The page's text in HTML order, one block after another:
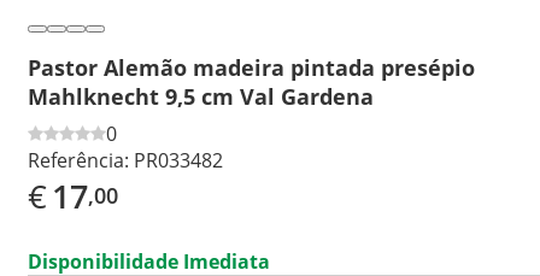
Pastor Alemão madeira pintada presépio
Mahlknecht 9,5 cm Val Gardena
0
Referência: PR033482
€17,00
Disponibilidade Imediata